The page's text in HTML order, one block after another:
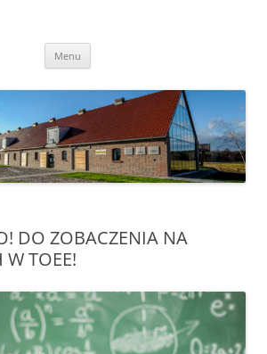
w Zalesiu
Menu
DO ZOBACZENIA NA
W TOEE!